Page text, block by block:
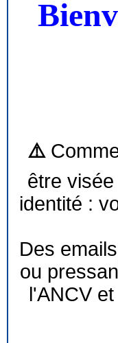
⚠️
être
identité :
Des
ou
l'ANCV